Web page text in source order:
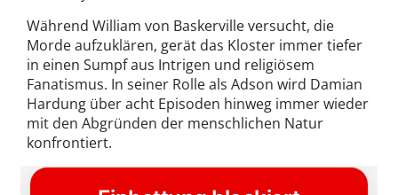
Während William von Baskerville versucht, die
Morde aufzuklären, gerät das Kloster immer tiefer
in einen Sumpf aus Intrigen und religiösem
Fanatismus. In seiner Rolle als Adson wird Damian
Hardung über acht Episoden hinweg immer wieder
mit den Abgründen der menschlichen Natur
konfrontiert.